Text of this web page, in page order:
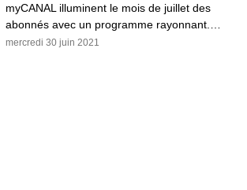
myCANAL illuminent le mois de juillet des
abonnés avec un programme rayonnant.…
mercredi 30 juin 2021